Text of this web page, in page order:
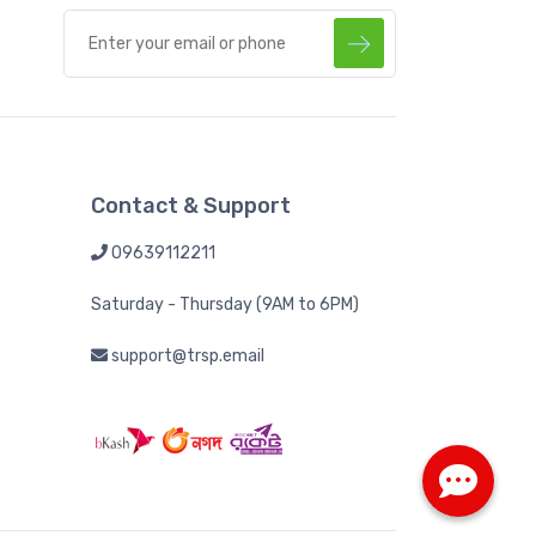
Contact & Support
09639112211
Saturday - Thursday (9AM to 6PM)
support@trsp.email